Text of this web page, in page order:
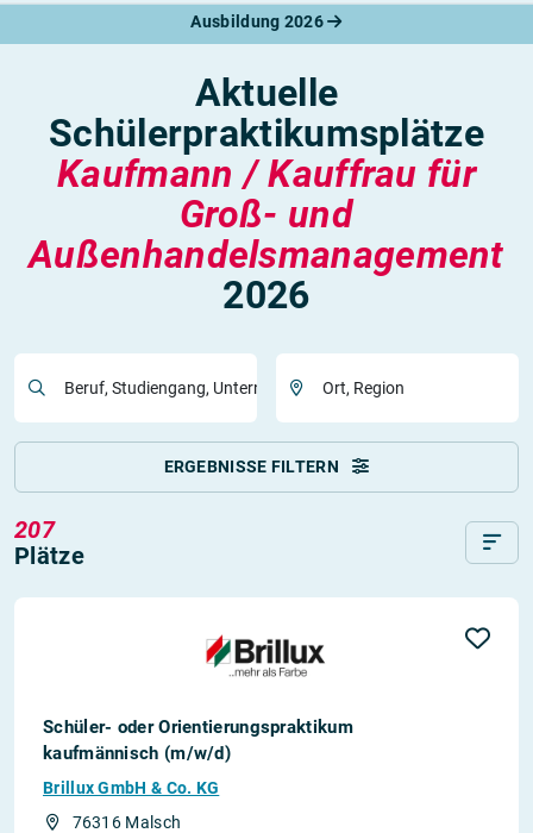
Ausbildung 2026
Aktuelle
Schülerpraktikumsplätze
Kaufmann / Kauffrau für
Groß- und
Außenhandelsmanagement
2026
Beruf, Studiengang, Unternehmen Ort, Region
ERGEBNISSE FILTERN
207
Plätze
Schüler- oder Orientierungspraktikum
kaufmännisch (m/w/d)
Brillux GmbH & Co. KG
76316 Malsch